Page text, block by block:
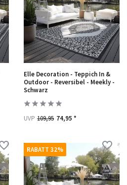
Elle Decoration - Teppich In &
Outdoor - Reversibel - Meekly -
Schwarz
UVP 109,95 74,95 *
RABATT 32%